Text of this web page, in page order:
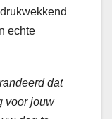
echte
dat
voor jouw